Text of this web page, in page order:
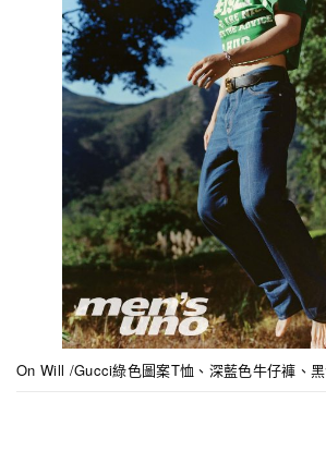
On Will /Gucci綠色圖案T恤、深藍色牛仔褲、